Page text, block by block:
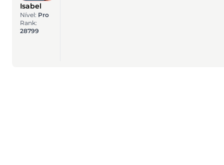
Isabel
Nível: Pro
Rank:
28799